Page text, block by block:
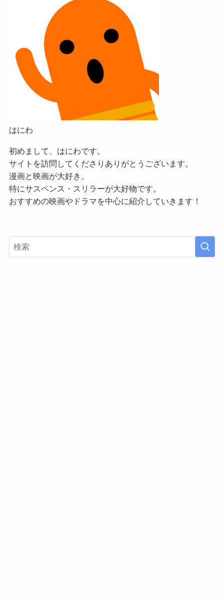
はにわ
初めまして、はにわです。
サイトを訪問してくださりありがとうございます。
漫画と映画が大好き。
特にサスペンス・スリラーが大好物です。
おすすめの映画やドラマを中心に紹介していきます！